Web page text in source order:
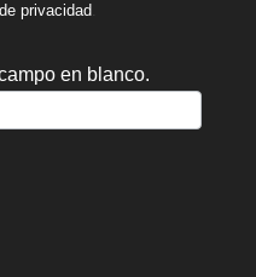
privacidad.
en blanco.